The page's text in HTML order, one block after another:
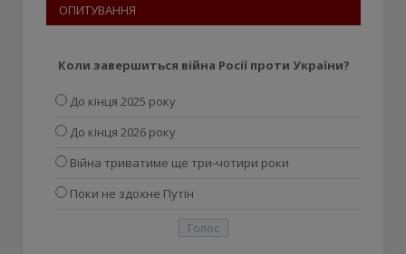
ОПИТУВАННЯ
Коли завершиться війна Росії проти України?
До кінця 2025 року
До кінця 2026 року
Війна триватиме ще три-чотири роки
Поки не здохне Путін